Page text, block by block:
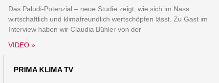
Das Paludi-Potenzial – neue Studie zeigt, wie sich im Nass
wirtschaftlich und klimafreundlich wertschöpfen lässt. Zu Gast im
Interview haben wir Claudia Bühler von der
VIDEO »
PRIMA KLIMA TV